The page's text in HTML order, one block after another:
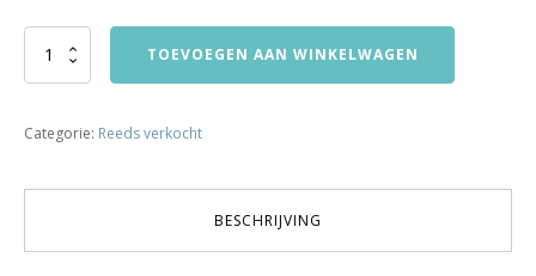
yamaha
takt
TOEVOEGEN AAN WINKELWAGEN
Categorie: Reeds verkocht
BESCHRIJVING